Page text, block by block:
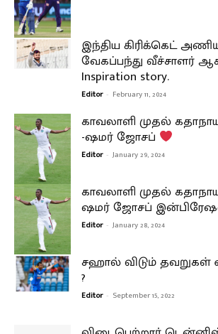
இந்திய கிரிக்கெட்
வேகப்பந்து வீச்சாளர்
Inspiration story.
Editor - February 11, 2024
காவலாளி முதல்
-ஷமர் ஜோசப்
Editor - January 29, 2024
காவலாளி முதல்
ஷமர் ஜோசப்
Editor - January 28, 2024
சஹால் விடும் தவறுகள்
?
Editor - September 15, 2022